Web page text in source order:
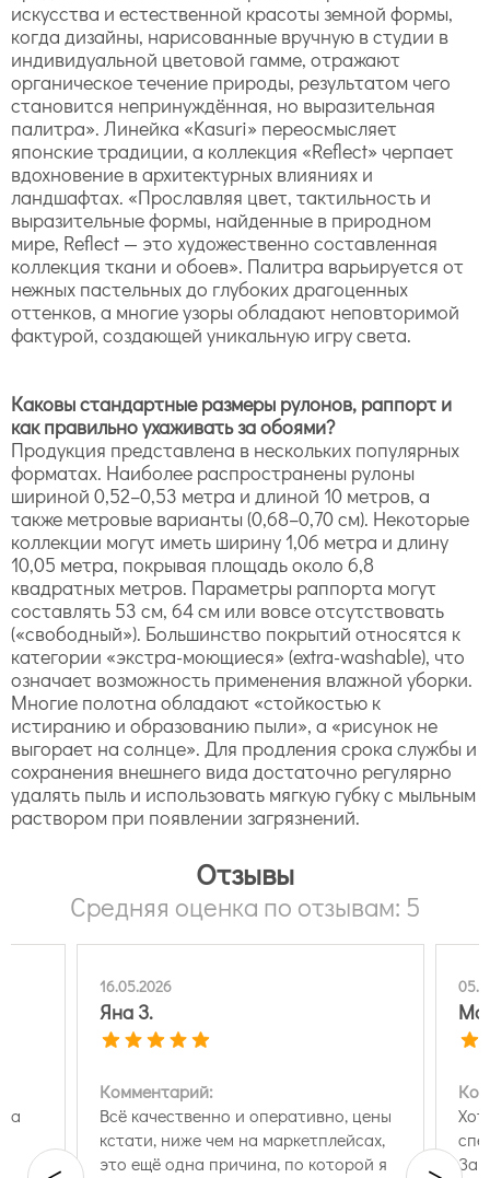
искусства и естественной красоты земной формы,
когда дизайны, нарисованные вручную в студии в
индивидуальной цветовой гамме, отражают
органическое течение природы, результатом чего
становится непринуждённая, но выразительная
палитра». Линейка «Kasuri» переосмысляет
японские традиции, а коллекция «Reflect» черпает
вдохновение в архитектурных влияниях и
ландшафтах. «Прославляя цвет, тактильность и
выразительные формы, найденные в природном
мире, Reflect — это художественно составленная
коллекция ткани и обоев». Палитра варьируется от
нежных пастельных до глубоких драгоценных
оттенков, а многие узоры обладают неповторимой
фактурой, создающей уникальную игру света.
Каковы стандартные размеры рулонов, раппорт и
как правильно ухаживать за обоями?
Продукция представлена в нескольких популярных
форматах. Наиболее распространены рулоны
шириной 0,52–0,53 метра и длиной 10 метров, а
также метровые варианты (0,68–0,70 см). Некоторые
коллекции могут иметь ширину 1,06 метра и длину
10,05 метра, покрывая площадь около 6,8
квадратных метров. Параметры раппорта могут
составлять 53 см, 64 см или вовсе отсутствовать
(«свободный»). Большинство покрытий относятся к
категории «экстра-моющиеся» (extra-washable), что
означает возможность применения влажной уборки.
Многие полотна обладают «стойкостью к
истиранию и образованию пыли», а «рисунок не
выгорает на солнце». Для продления срока службы и
сохранения внешнего вида достаточно регулярно
удалять пыль и использовать мягкую губку с мыльным
раствором при появлении загрязнений.
Отзывы
Средняя оценка по отзывам: 5
16.05.2026
Яна З.
Комментарий:
Всё качественно и оперативно, цены
кстати, ниже чем на маркетплейсах,
это ещё одна причина, по которой я